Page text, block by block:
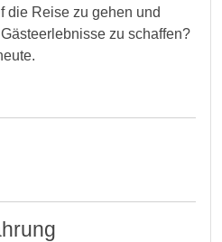
die Reise zu gehen und
zu schaffen?